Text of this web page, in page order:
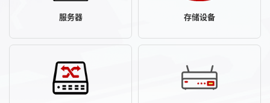
服务器 存储设备